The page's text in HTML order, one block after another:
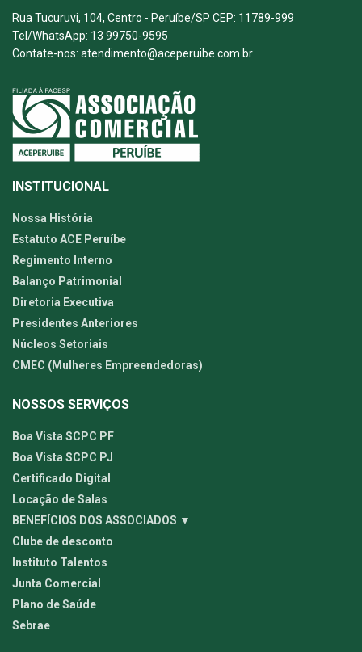
Rua Tucuruvi, 104, Centro - Peruíbe/SP CEP: 11789-999
Tel/WhatsApp: 13 99750-9595
Contate-nos: atendimento@aceperuibe.com.br
INSTITUCIONAL
Nossa História
Estatuto ACE Peruíbe
Regimento Interno
Balanço Patrimonial
Diretoria Executiva
Presidentes Anteriores
Núcleos Setoriais
CMEC (Mulheres Empreendedoras)
NOSSOS SERVIÇOS
Boa Vista SCPC PF
Boa Vista SCPC PJ
Certificado Digital
Locação de Salas
BENEFÍCIOS DOS ASSOCIADOS ▼
Clube de desconto
Instituto Talentos
Junta Comercial
Plano de Saúde
Sebrae